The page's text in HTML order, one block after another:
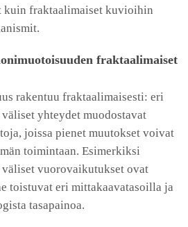
fraktaalimaiset kuvioihin
fraktaalimaiset
rakentuu fraktaalimaisesti: eri
yhteydet muodostavat
joissa pienet muutokset voivat
toimintaan. Esimerkiksi
vuorovaikutukset ovat
toistuvat eri mittakaavatasoilla ja
tasapainoa.